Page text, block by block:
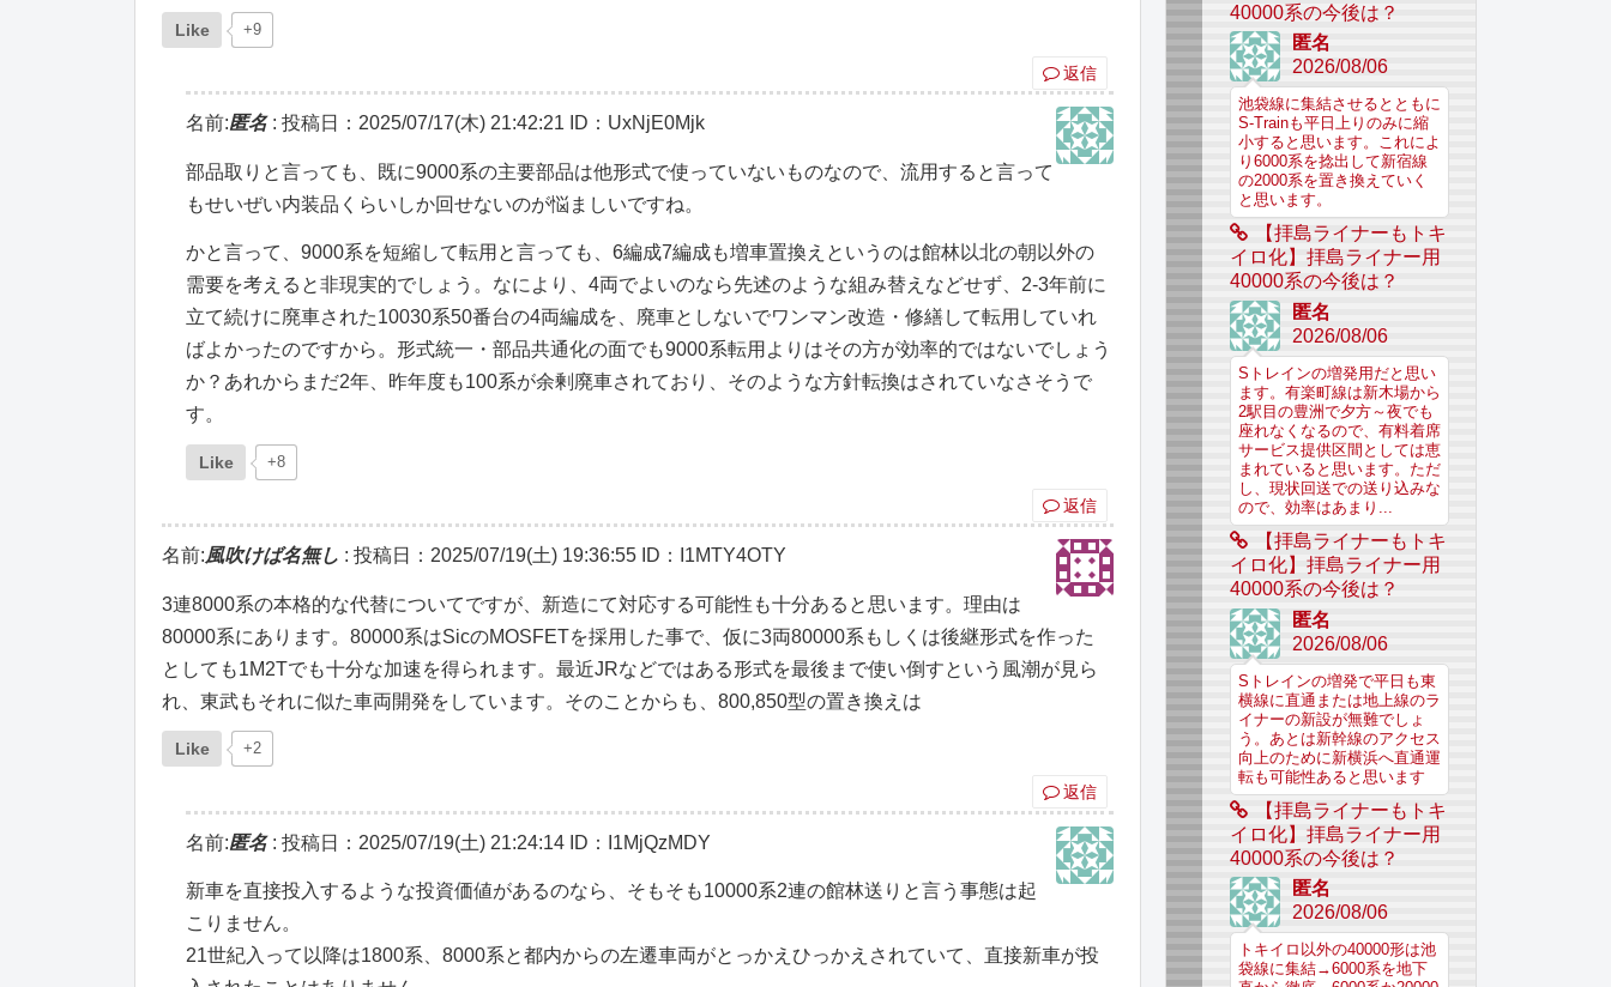
Like +9
返信
名前:匿名: 投稿日：2025/07/17(木) 21:42:21 ID：UxNjE0Mjk
部品取りと言っても、既に9000系の主要部品は他形式で使っていないものなので、流用すると言って
もせいぜい内装品くらいしか回せないのが悩ましいですね。
かと言って、9000系を短縮して転用と言っても、6編成7編成も増車置換えというのは館林以北の朝以外の
需要を考えると非現実的でしょう。なにより、4両でよいのなら先述のような組み替えなどせず、2-3年前に
立て続けに廃車された10030系50番台の4両編成を、廃車としないでワンマン改造・修繕して転用していれ
ばよかったのですから。形式統一・部品共通化の面でも9000系転用よりはその方が効率的ではないでしょう
か？あれからまだ2年、昨年度も100系が余剰廃車されており、そのような方針転換はされていなさそうで
す。
Like +8
返信
名前:風吹けば名無し : 投稿日：2025/07/19(土) 19:36:55 ID：I1MTY4OTY
3連8000系の本格的な代替についてですが、新造にて対応する可能性も十分あると思います。理由は
80000系にあります。80000系はSicのMOSFETを採用した事で、仮に3両80000系もしくは後継形式を作った
としても1M2Tでも十分な加速を得られます。最近JRなどではある形式を最後まで使い倒すという風潮が見ら
れ、東武もそれに似た車両開発をしています。そのことからも、800,850型の置き換えは
Like +2
返信
名前:匿名: 投稿日：2025/07/19(土) 21:24:14 ID：I1MjQzMDY
新車を直接投入するような投資価値があるのなら、そもそも10000系2連の館林送りと言う事態は起
こりません。
21世紀入って以降は1800系、8000系と都内からの左遷車両がとっかえひっかえされていて、直接新車が投
40000系の今後は？
匿名
2026/08/06
池袋線に集結させるとともに
S-Trainも平日上りのみに縮
小すると思います。これによ
り6000系を捻出して新宿線
の2000系を置き換えていく
と思います。
【拝島ライナーもトキ
イロ化】拝島ライナー用
40000系の今後は？
匿名
2026/08/06
Sトレインの増発用だと思い
ます。有楽町線は新木場から
2駅目の豊洲で夕方～夜でも
座れなくなるので、有料着席
サービス提供区間としては恵
まれていると思います。ただ
し、現状回送での送り込みな
ので、効率はあまり...
【拝島ライナーもトキ
イロ化】拝島ライナー用
40000系の今後は？
匿名
2026/08/06
Sトレインの増発で平日も東
横線に直通または地上線のラ
イナーの新設が無難でしょ
う。あとは新幹線のアクセス
向上のために新横浜へ直通運
転も可能性あると思います
【拝島ライナーもトキ
イロ化】拝島ライナー用
40000系の今後は？
匿名
2026/08/06
トキイロ以外の40000形は池
袋線に集結→6000系を地下